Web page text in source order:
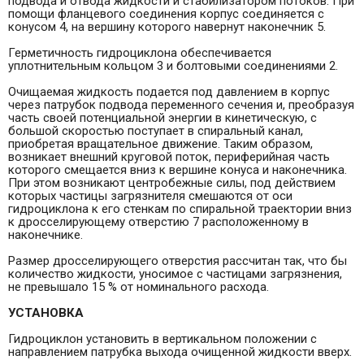
помощи фланцевого соединения корпус соединяется с
конусом 4, на вершину которого навернут наконечник 5.
Герметичность гидроциклона обеспечивается
уплотнительным кольцом 3 и болтовыми соединениями 2.
Очищаемая жидкость подается под давлением в корпус
через патрубок подвода переменного сечения и, преобразуя
часть своей потенциальной энергии в кинетическую, с
большой скоростью поступает в спиральный канал,
приобретая вращательное движение. Таким образом,
возникает внешний круговой поток, периферийная часть
которого смещается вниз к вершине конуса и наконечника.
При этом возникают центробежные силы, под действием
которых частицы загрязнителя смешаются от оси
гидроциклона к его стенкам по спиральной траектории вниз
к дросселирующему отверстию 7 расположенному в
наконечнике.
Размер дросселирующего отверстия рассчитан так, что бы
количество жидкости, уносимое с частицами загрязнения,
не превышало 15 % от номинального расхода.
УСТАНОВКА
Гидроциклон установить в вертикальном положении с
направлением патрубка выхода очищенной жидкости вверх.